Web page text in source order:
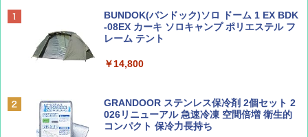
ディズニーファン ２０２６年 ９月号 [雑
誌] (ＤＩＳＮＥＹ ＦＡＮ)
BE-PAL(ビ-パル) 2026年 9 月号【特別付録:
SOTO ミニマル"旅"財布 ランダム2種】
D40 地球の歩き方 チェンマイ タイ北部の魅
力的な町 2026～2027 地球の歩き方D アジア
A09 地球の歩き方 イタリア 2026～2027 地
球の歩き方A ヨーロッパ
[キャンパーズコレクション 山善] ポップアッ
プテント 傘みたいに広げて畳める パッとサ
ッとサンシェード キューブ フルクローズ メ
&ハイキング カーキ PATC-150(KH)
PYKES PEAK (パイクスピーク) 着替えテン
BUNDOK(バンドック)ソロ ドーム 1 EX BDK
-08EX カーキ ソロキャンプ ポリエステル フ
レーム テント
￥14,800
GRANDOOR ステンレス保冷剤 2個セット 2
026リニューアル 急速冷凍 空間倍増 衛生的
コンパクト 保冷力長持ち